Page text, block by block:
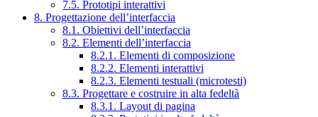
7.5. Prototipi interattivi
8. Progettazione dell’interfaccia
8.1. Obiettivi dell’interfaccia
8.2. Elementi dell’interfaccia
8.2.1. Elementi di composizione
8.2.2. Elementi interattivi
8.2.3. Elementi testuali (microtesti)
8.3. Progettare e costruire in alta fedeltà
8.3.1. Layout di pagina